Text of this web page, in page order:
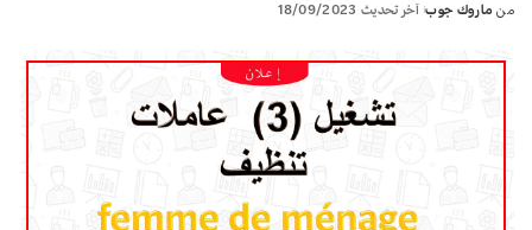
Posted
من ماروك جوب آخر تحديث 18/09/2023